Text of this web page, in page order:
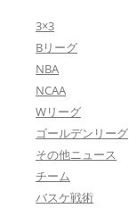
3×3
Bリーグ
NBA
NCAA
Wリーグ
ゴールデンリーグ
その他ニュース
チーム
バスケ戦術